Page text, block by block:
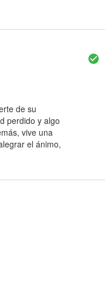
de su
perdido y algo
vive una
el ánimo,